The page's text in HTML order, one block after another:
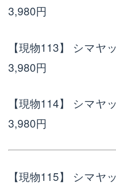
3,980円
【現物113】 シマヤ
3,980円
【現物114】 シマヤ
3,980円
【現物115】 シマヤ